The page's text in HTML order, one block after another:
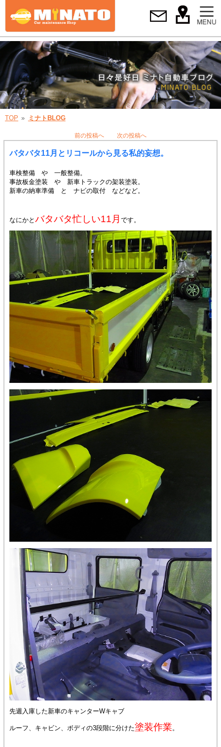
TOP ミナトBLOG
前の投稿へ 次の投稿へ
バタバタ11月とリコールから見る私的妄想。
車検整備 や 一般整備。
事故板金塗装 や 新車トラックの架装塗装。
新車の納車準備 と ナビの取付 などなど。
なにかと バタバタ忙しい11月 です。
先週入庫した新車のキャンターWキャブ
ルーフ、キャビン、ボディの3段階に分けた塗装作業 。